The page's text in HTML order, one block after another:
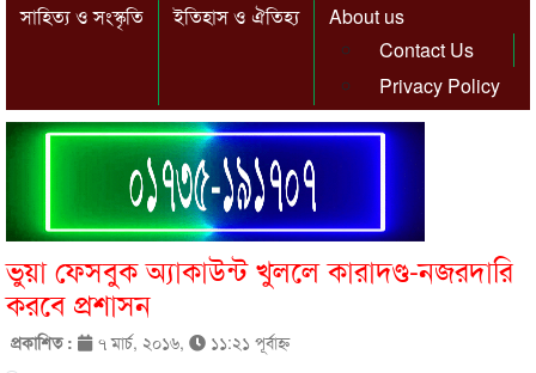
সাহিত্য ও সংস্কৃতি ইতিহাস ও ঐতিহ্য
About us
Contact Us
Privacy Policy
ভুয়া ফেসবুক অ্যাকাউন্ট খুললে কারাদণ্ড-নজরদারি
করবে প্রশাসন
প্রকাশিত : ৭ মার্চ, ২০১৬, ১১:২১ পূর্বাহ্ণ